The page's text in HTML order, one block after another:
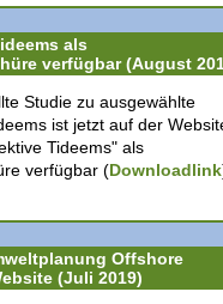
als
verfügbar (August
Studie zu ausgewählte
ist jetzt auf der
Tideems" als
verfügbar (Downloadlink
Offshore
(Juli 2019)